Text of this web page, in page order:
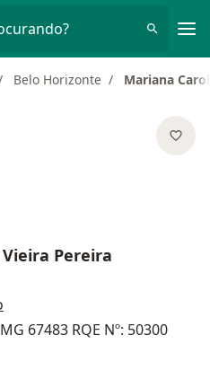
Belo Horizonte Mariana
Pereira
67483 RQE Nº: 50300